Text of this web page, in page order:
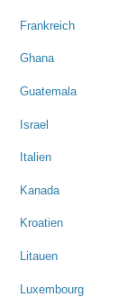
Frankreich
Ghana
Guatemala
Israel
Italien
Kanada
Kroatien
Litauen
Luxembourg